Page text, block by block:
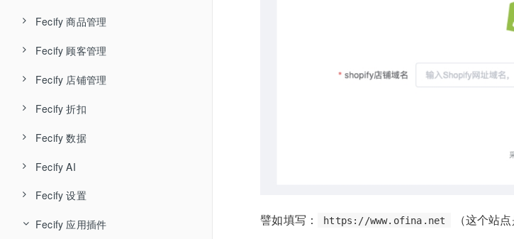
Fecify ssl
Fecify 宝塔中如何开启下载器
Fecify 安装，升级问题
Fecify 升级授权
Fecify 系统设置
Fecify 店铺防关联
Fecify 账户体系
Fecify 待处理订单
Fecify 待处理订单列表和导出
Fecify 订单取消
Fecify 订单发货
Fecify 订单收货
Fecify 发起订单售后
Fecify 未完成订单
Fecify 未完成订单列表
Fecify 订单召回邮件
Fecify 售后订单
Fecify 售后-退款退货
Fecify 商品管理
Fecify 商品管理
Fecify 商品专辑
Fecify 商品回收站
Fecify 商品导入导出
Fecify 顾客管理
Fecify 顾客列表
Fecify 顾客留言
Fecify 店铺管理
Fecify 店铺主题装修
Fecify 店铺装修详细
Fecify 菜单导航
Fecify 自定义页面
Fecify URL重定向
Fecify 折扣
Fecify 优惠券
Fecify 数据
Fecify 订单分析
Fecify 商品分析
Fecify 顾客统计
Fecify AI
Fecify AI智能体
Fecify 网站体检
Fecify 设置
Fecify 基础设置
Fecify 应用插件 譬如填写： https://www.ofina.net （这个站